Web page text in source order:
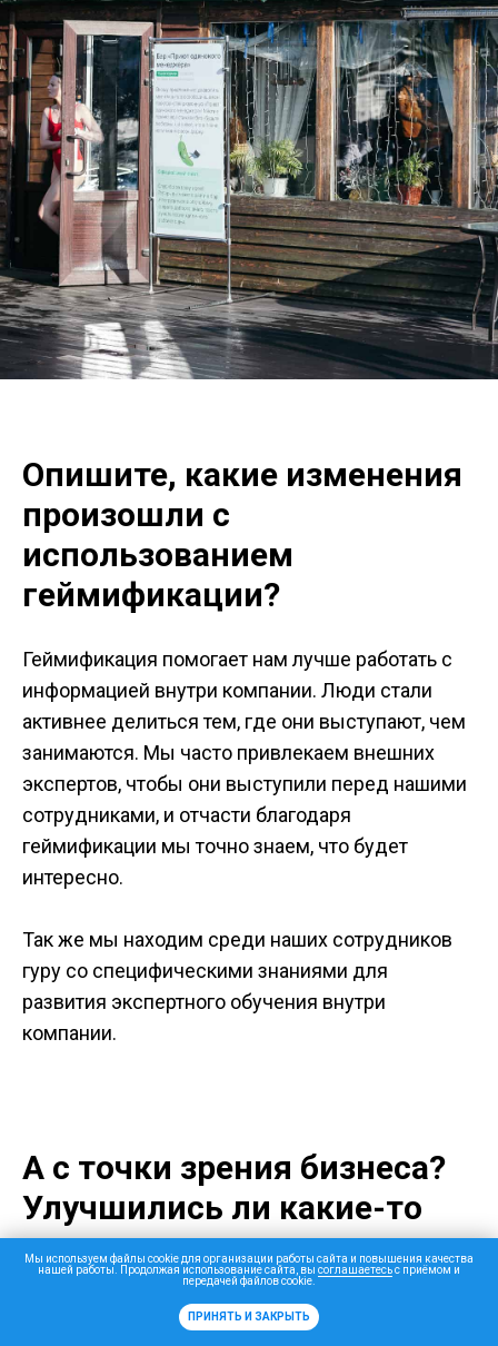
Опишите, какие изменения
произошли с
использованием
геймификации?
Геймификация помогает нам лучше работать с
информацией внутри компании. Люди стали
активнее делиться тем, где они выступают, чем
занимаются. Мы часто привлекаем внешних
экспертов, чтобы они выступили перед нашими
сотрудниками, и отчасти благодаря
геймификации мы точно знаем, что будет
интересно.
Так же мы находим среди наших сотрудников
гуру со специфическими знаниями для
развития экспертного обучения внутри
компании.
А с точки зрения бизнеса?
Улучшились ли какие-то
экономические
показатели?
Мы используем файлы cookie для организации работы сайта и повышения качества
нашей работы. Продолжая использование сайта, вы соглашаетесьс приёмом и
передачей файлов cookie.
ПРИНЯТЬ И ЗАКРЫТЬ